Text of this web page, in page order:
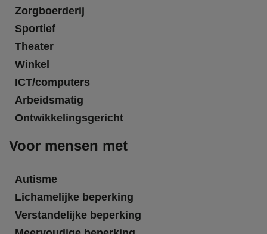
Zorgboerderij
Sportief
Theater
Winkel
ICT/computers
Arbeidsmatig
Ontwikkelingsgericht
Voor mensen met
Autisme
Lichamelijke beperking
Verstandelijke beperking